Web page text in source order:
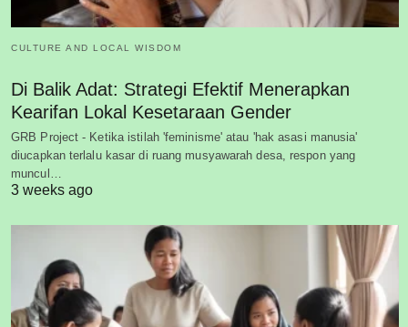
CULTURE AND LOCAL WISDOM
Di Balik Adat: Strategi Efektif Menerapkan
Kearifan Lokal Kesetaraan Gender
GRB Project - Ketika istilah 'feminisme' atau 'hak asasi manusia'
diucapkan terlalu kasar di ruang musyawarah desa, respon yang
muncul…
3 weeks ago